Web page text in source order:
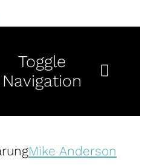
Toggle
Navigation
Mike Anderson